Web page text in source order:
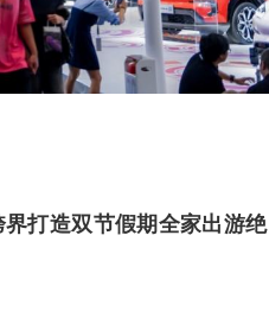
界打造双节假期全家出游绝